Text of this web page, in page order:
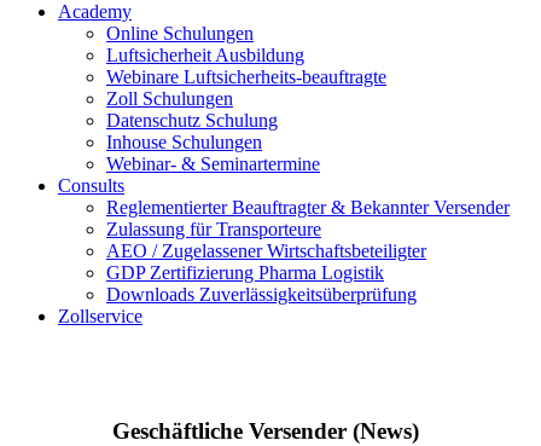
Academy
Online Schulungen
Luftsicherheit Ausbildung
Webinare Luftsicherheits-beauftragte
Zoll Schulungen
Datenschutz Schulung
Inhouse Schulungen
Webinar- & Seminartermine
Consults
Reglementierter Beauftragter & Bekannter Versender
Zulassung für Transporteure
AEO / Zugelassener Wirtschaftsbeteiligter
GDP Zertifizierung Pharma Logistik
Downloads Zuverlässigkeitsüberprüfung
Zollservice
Geschäftliche Versender (News)